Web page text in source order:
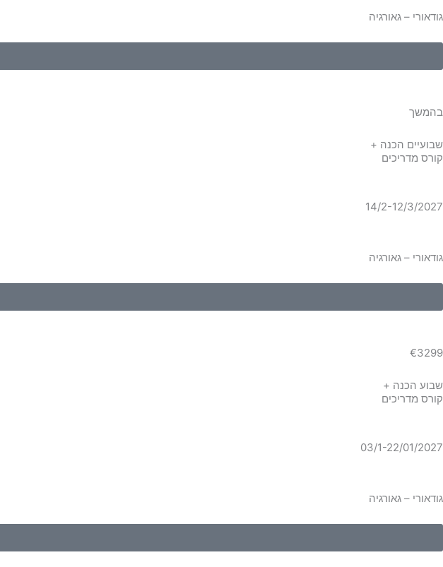
גודאורי – גאורגיה
בהמשך
שבועיים הכנה +
קורס מדריכים
14/2-12/3/2027
גודאורי – גאורגיה
€3299
שבוע הכנה +
קורס מדריכים
03/1-22/01/2027
גודאורי – גאורגיה